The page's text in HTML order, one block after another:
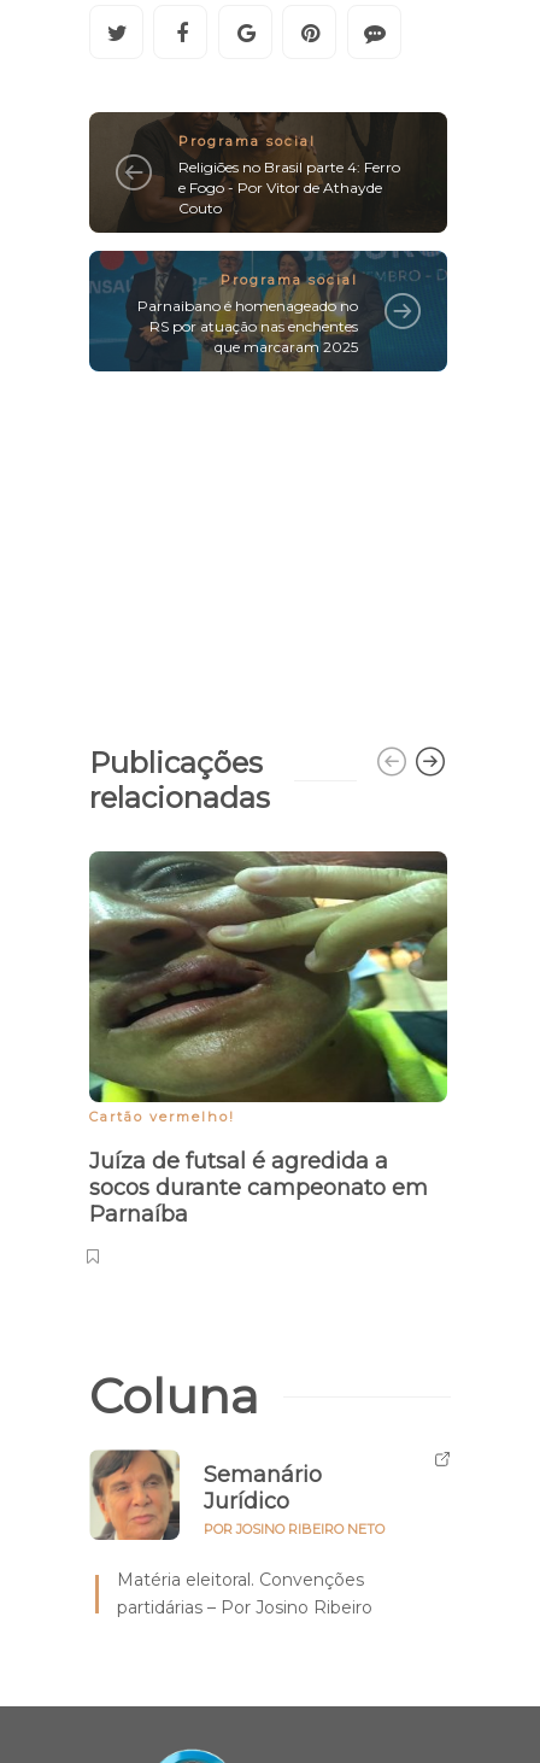
Programa social
Religiões no Brasil parte 4: Ferro
e Fogo - Por Vitor de Athayde
Couto
Programa social
Parnaibano é homenageado no
RS por atuação nas enchentes
que marcaram 2025
Publicações
relacionadas
Cartão vermelho!
Juíza de futsal é agredida a
socos durante campeonato em
Parnaíba
Coluna
Semanário
Jurídico
POR JOSINO RIBEIRO NETO
Matéria eleitoral. Convenções
partidárias – Por Josino Ribeiro